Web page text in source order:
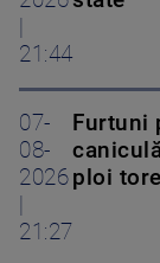
21:44
07-
08-
2026
21:27
Furtuni
ploi